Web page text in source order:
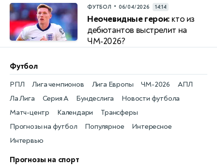
ФУТБОЛ • 06/04/2026 14:14
Неочевидные герои: кто из
дебютантов выстрелит на
ЧМ‑2026?
Футбол
Новости футбола
РПЛ
Матч-центр
Лига чемпионов
Календари
Лига Европы
Трансферы
ЧМ-2026
Прогнозы на футбол
АПЛ
Популярное
Ла Лига
Интересное
Серия А
Интервью
Бундеслига
Прогнозы на спорт